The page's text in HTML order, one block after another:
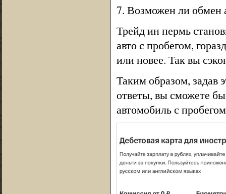
7. Возможен ли обмен
Трейд ин пермь
авто с пробегом,
или новее. Так вы
Таким образом, задав
ответы, вы сможете
автомобиль с